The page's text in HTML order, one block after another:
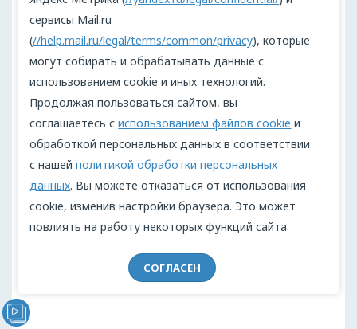
ьная рукопись сделала Русь старше Рим
а» – www.nauka.tass.ru/
«Велесова книга» в оценках исследовате
лей. Первоисточники и ранние публика
ции» – www.studfile.net/
Редакционное бюро- Светлана
Колодиева
Поделиться:
сервисы Mail.ru
(//help.mail.ru/legal/terms/common/privacy), которые
могут собирать и обрабатывать данные с
использованием cookie и иных технологий.
Продолжая пользоваться сайтом, вы
соглашаетесь сиспользованием файлов cookie и
обработкой персональных данных в соответствии
с нашейполитикой обработки персональных
данных. Вы можете отказаться от использования
cookie, изменив настройки браузера. Это может
повлиять на работу некоторых функций сайта.
СОГЛАСЕН